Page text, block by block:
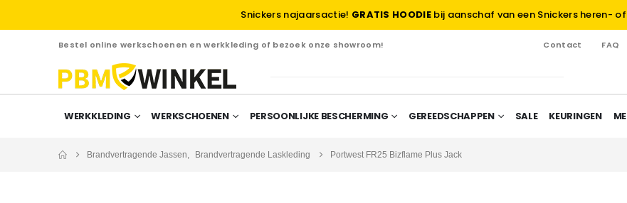
Snickers najaarsactie! GRATIS HOODIE bij aanschaf van een Snickers heren-
Bestel online werkschoenen en werkkleding of bezoek onze showroom! Contact FAQ
WERKKLEDING WERKSCHOENEN PERSOONLIJKE BESCHERMING GEREEDSCHAPPEN SALE KEURINGEN
Brandvertragende Jassen, Brandvertragende Laskleding Portwest FR25 Bizflame Plus Jack